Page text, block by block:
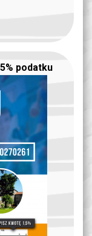
podatku